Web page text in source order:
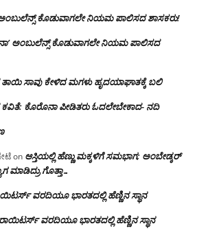
ಅಂಬುಲೆನ್ಸ್ ಕೊಡುವಾಗಲೇ ನಿಯಮ ಪಾಲಿಸದ ಶಾಸಕರು!
ಅಂಬುಲೆನ್ಸ್ ಕೊಡುವಾಗಲೇ ನಿಯಮ ಪಾಲಿಸದ
ಸಾವು ಕೇಳಿದ ಮಗಳು ಹೃದಯಾಘಾತಕ್ಕೆ ಬಲಿ
ಕವಿತೆ: ಕೊರೊನಾ ಪೀಡಿತರು ಓದಲೇಬೇಕಾದ- ನದಿ
on ಆಸ್ತಿಯಲ್ಲಿ ಹೆಣ್ಣು ಮಕ್ಕಳಿಗೆ ಸಮಭಾಗ; ಅಂಬೇಡ್ಕರ್
ಮಾಡಿದ್ರು ಗೊತ್ತಾ…
ವರದಿಯೂ ಭಾರತದಲ್ಲಿ ಹೆಣ್ಣಿನ ಸ್ಥಾನ‌
ವರದಿಯೂ ಭಾರತದಲ್ಲಿ ಹೆಣ್ಣಿನ ಸ್ಥಾನ‌